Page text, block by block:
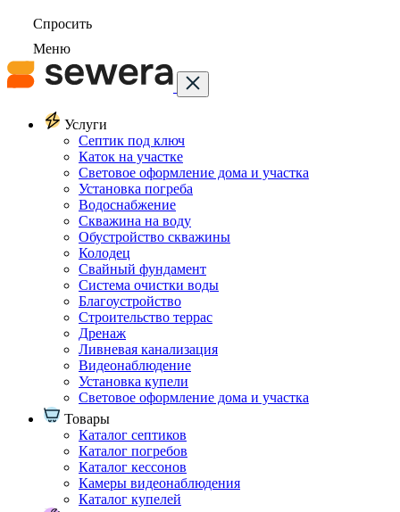
Спросить
Меню
Услуги
Септик под ключ
Каток на участке
Световое оформление дома и участка
Установка погреба
Водоснабжение
Скважина на воду
Обустройство скважины
Колодец
Свайный фундамент
Система очистки воды
Благоустройство
Строительство террас
Дренаж
Ливневая канализация
Видеонаблюдение
Установка купели
Световое оформление дома и участка
Товары
Каталог септиков
Каталог погребов
Каталог кессонов
Камеры видеонаблюдения
Каталог купелей